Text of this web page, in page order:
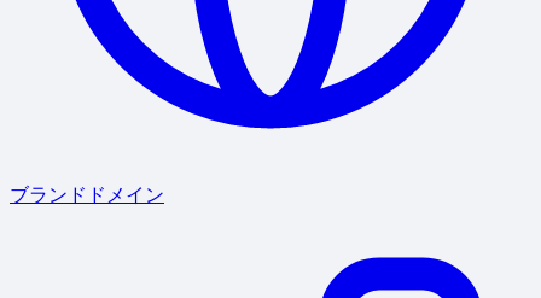
ブランドドメイン